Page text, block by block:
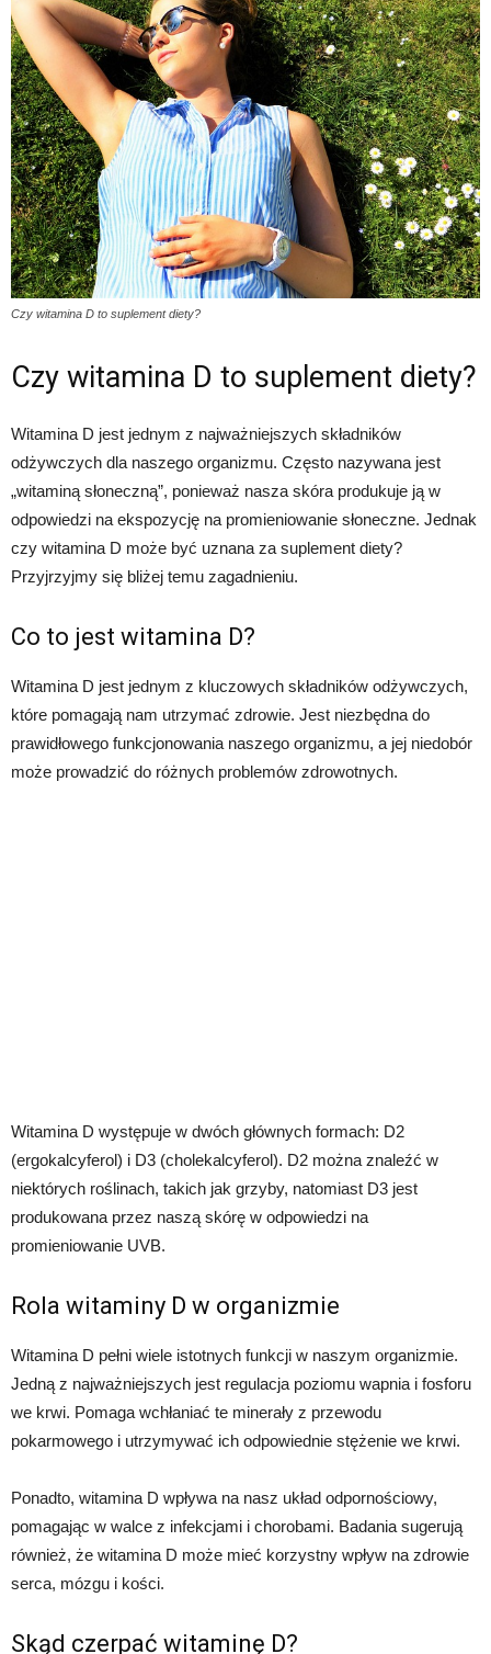
Czy witamina D to suplement diety?
Czy witamina D to suplement diety?
Witamina D jest jednym z najważniejszych składników
odżywczych dla naszego organizmu. Często nazywana jest
„witaminą słoneczną”, ponieważ nasza skóra produkuje ją w
odpowiedzi na ekspozycję na promieniowanie słoneczne. Jednak
czy witamina D może być uznana za suplement diety?
Przyjrzyjmy się bliżej temu zagadnieniu.
Co to jest witamina D?
Witamina D jest jednym z kluczowych składników odżywczych,
które pomagają nam utrzymać zdrowie. Jest niezbędna do
prawidłowego funkcjonowania naszego organizmu, a jej niedobór
może prowadzić do różnych problemów zdrowotnych.
Witamina D występuje w dwóch głównych formach: D2
(ergokalcyferol) i D3 (cholekalcyferol). D2 można znaleźć w
niektórych roślinach, takich jak grzyby, natomiast D3 jest
produkowana przez naszą skórę w odpowiedzi na
promieniowanie UVB.
Rola witaminy D w organizmie
Witamina D pełni wiele istotnych funkcji w naszym organizmie.
Jedną z najważniejszych jest regulacja poziomu wapnia i fosforu
we krwi. Pomaga wchłaniać te minerały z przewodu
pokarmowego i utrzymywać ich odpowiednie stężenie we krwi.
Ponadto, witamina D wpływa na nasz układ odpornościowy,
pomagając w walce z infekcjami i chorobami. Badania sugerują
również, że witamina D może mieć korzystny wpływ na zdrowie
serca, mózgu i kości.
Skąd czerpać witaminę D?